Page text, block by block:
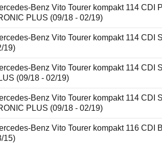
Benz Vito Tourer kompakt 114 CDI
PLUS (09/18 - 02/19)
Benz Vito Tourer kompakt 114 CDI
19)
Benz Vito Tourer kompakt 114 CDI
(09/18 - 02/19)
Benz Vito Tourer kompakt 114 CDI
PLUS (09/18 - 02/19)
Benz Vito Tourer kompakt 116 CDI
15)